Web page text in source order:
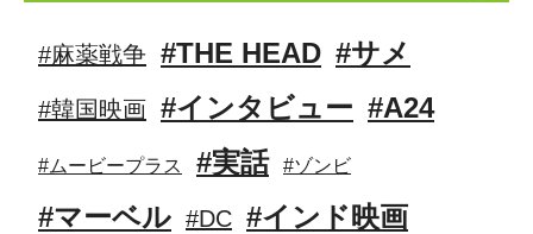
#麻薬戦争 #THE HEAD #サメ
#韓国映画 #インタビュー #A24
#ムービープラス #実話 #ゾンビ
#マーベル #DC #インド映画